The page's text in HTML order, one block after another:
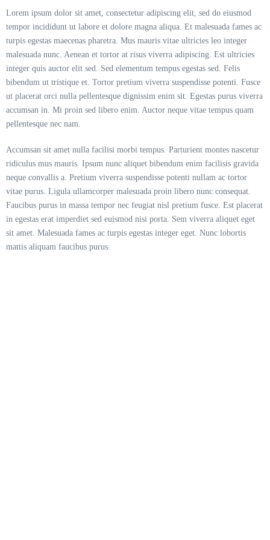
Lorem ipsum dolor sit amet, consectetur adipiscing elit, sed do eiusmod
tempor incididunt ut labore et dolore magna aliqua. Et malesuada fames ac
turpis egestas maecenas pharetra. Mus mauris vitae ultricies leo integer
malesuada nunc. Aenean et tortor at risus viverra adipiscing. Est ultricies
integer quis auctor elit sed. Sed elementum tempus egestas sed. Felis
bibendum ut tristique et. Tortor pretium viverra suspendisse potenti. Fusce
ut placerat orci nulla pellentesque dignissim enim sit. Egestas purus viverra
accumsan in. Mi proin sed libero enim. Auctor neque vitae tempus quam
pellentesque nec nam.
Accumsan sit amet nulla facilisi morbi tempus. Parturient montes nascetur
ridiculus mus mauris. Ipsum nunc aliquet bibendum enim facilisis gravida
neque convallis a. Pretium viverra suspendisse potenti nullam ac tortor
vitae purus. Ligula ullamcorper malesuada proin libero nunc consequat.
Faucibus purus in massa tempor nec feugiat nisl pretium fusce. Est placerat
in egestas erat imperdiet sed euismod nisi porta. Sem viverra aliquet eget
sit amet. Malesuada fames ac turpis egestas integer eget. Nunc lobortis
mattis aliquam faucibus purus.